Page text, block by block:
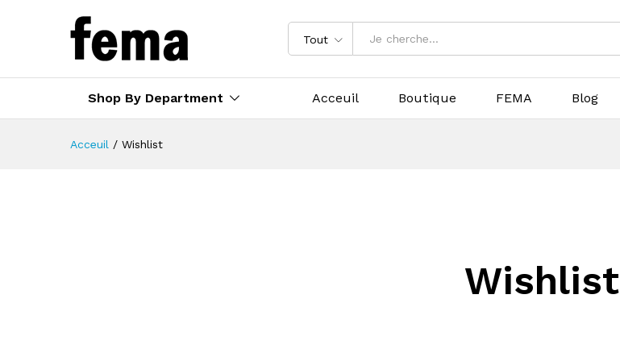
Tout
Shop By Department Acceuil Boutique FEMA Blog
Acceuil / Wishlist
Wishlist